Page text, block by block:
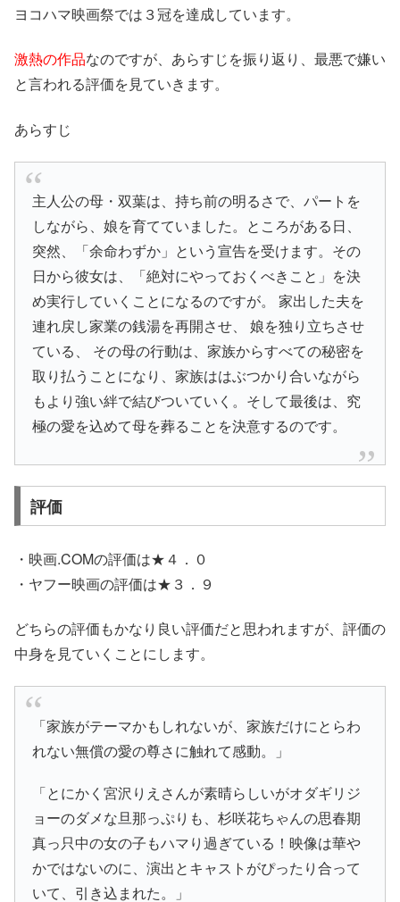
ヨコハマ映画祭では３冠を達成しています。
激熱の作品なのですが、あらすじを振り返り、 最悪で嫌い
と言われる評価を見ていきます。
あらすじ
主人公の母・双葉は、持ち前の明るさで、パートを
しながら、娘を育てていました。ところがある日、
突然、「余命わずか」という宣告を受けます。その
日から彼女は、「絶対にやっておくべきこと」を決
め実行していくことになるのですが。 家出した夫を
連れ戻し家業の銭湯を再開させ、 娘を独り立ちさせ
ている、 その母の行動は、家族からすべての秘密を
取り払うことになり、家族ははぶつかり合いながら
もより強い絆で結びついていく。そして最後は、究
極の愛を込めて母を葬ることを決意するのです。
評価
・映画.COMの評価は★４．０
・ヤフー映画の評価は★３．９
どちらの評価もかなり良い評価だと思われますが、評価の
中身を見ていくことにします。
「家族がテーマかもしれないが、家族だけにとらわ
れない無償の愛の尊さに触れて感動。」
「とにかく宮沢りえさんが素晴らしいがオダギリジ
ョーのダメな旦那っぷりも、杉咲花ちゃんの思春期
真っ只中の女の子もハマり過ぎている！映像は華や
かではないのに、演出とキャストがぴったり合って
いて、引き込まれた。」